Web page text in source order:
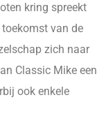
kring spreekt
van de
zich naar
Classic Mike een
ook enkele